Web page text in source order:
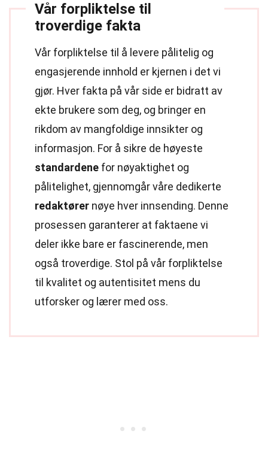
Vår forpliktelse til
troverdige fakta
Vår forpliktelse til å levere pålitelig og
engasjerende innhold er kjernen i det vi
gjør. Hver fakta på vår side er bidratt av
ekte brukere som deg, og bringer en
rikdom av mangfoldige innsikter og
informasjon. For å sikre de høyeste
standardene for nøyaktighet og
pålitelighet, gjennomgår våre dedikerte
redaktører nøye hver innsending. Denne
prosessen garanterer at faktaene vi
deler ikke bare er fascinerende, men
også troverdige. Stol på vår forpliktelse
til kvalitet og autentisitet mens du
utforsker og lærer med oss.